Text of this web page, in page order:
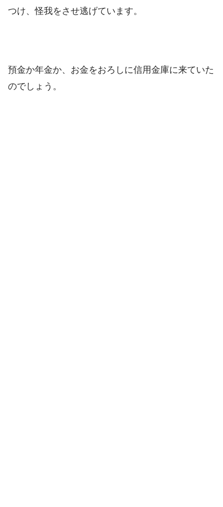
つけ、怪我をさせ逃げています。
預金か年金か、お金をおろしに信用金庫に来ていた
のでしょう。